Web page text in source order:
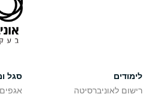
לימודים
רישום לאוניברסיטה
סגל